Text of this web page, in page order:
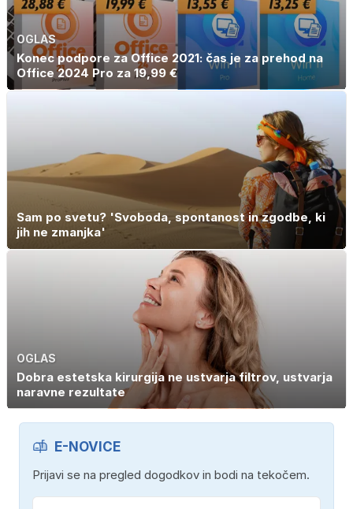
OGLAS
Konec podpore za Office 2021: čas je za prehod na
Office 2024 Pro za 19,99 €
Sam po svetu? 'Svoboda, spontanost in zgodbe, ki
jih ne zmanjka'
OGLAS
Dobra estetska kirurgija ne ustvarja filtrov, ustvarja
naravne rezultate
E-NOVICE
Prijavi se na pregled dogodkov in bodi na tekočem.